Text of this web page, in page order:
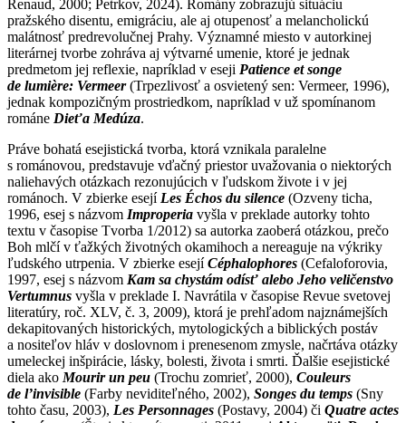
Renaud, 2000; Petrkov, 2024). Romány zobrazujú situáciu
pražského disentu, emigráciu, ale aj otupenosť a melancholickú
malátnosť predrevolučnej Prahy. Významné miesto v autorkinej
literárnej tvorbe zohráva aj výtvarné umenie, ktoré je jednak
predmetom jej reflexie, napríklad v eseji Patience et songe
de lumière: Vermeer(Trpezlivosť a osvietený sen: Vermeer, 1996),
jednak kompozičným prostriedkom, napríklad v už spomínanom
románe Dieťa Medúza.
Práve bohatá esejistická tvorba, ktorá vznikala paralelne
s románovou, predstavuje vďačný priestor uvažovania o niektorých
naliehavých otázkach rezonujúcich v ľudskom živote i v jej
románoch. V zbierke esejí Les Échos du silence (Ozveny ticha,
1996, esej s názvom Improperia vyšla v preklade autorky tohto
textu v časopise Tvorba 1/2012) sa autorka zaoberá otázkou, prečo
Boh mlčí v ťažkých životných okamihoch a nereaguje na výkriky
ľudského utrpenia. V zbierke esejíCéphalophores (Cefaloforovia,
1997, esej s názvom Kam sa chystám odísť alebo Jeho veličenstvo
Vertumnus vyšla v preklade I. Navrátila v časopise Revue svetovej
literatúry, roč. XLV, č. 3, 2009), ktorá je prehľadom najznámejších
dekapitovaných historických, mytologických a biblických postáv
a nositeľov hláv v doslovnom i prenesenom zmysle, načrtáva otázky
umeleckej inšpirácie, lásky, bolesti, života i smrti. Ďalšie esejistické
diela ako Mourir un peu (Trochu zomrieť, 2000), Couleurs
de l’invisible (Farby neviditeľného, 2002), Songes du temps (Sny
tohto času, 2003), Les Personnages (Postavy, 2004) či Quatre actes